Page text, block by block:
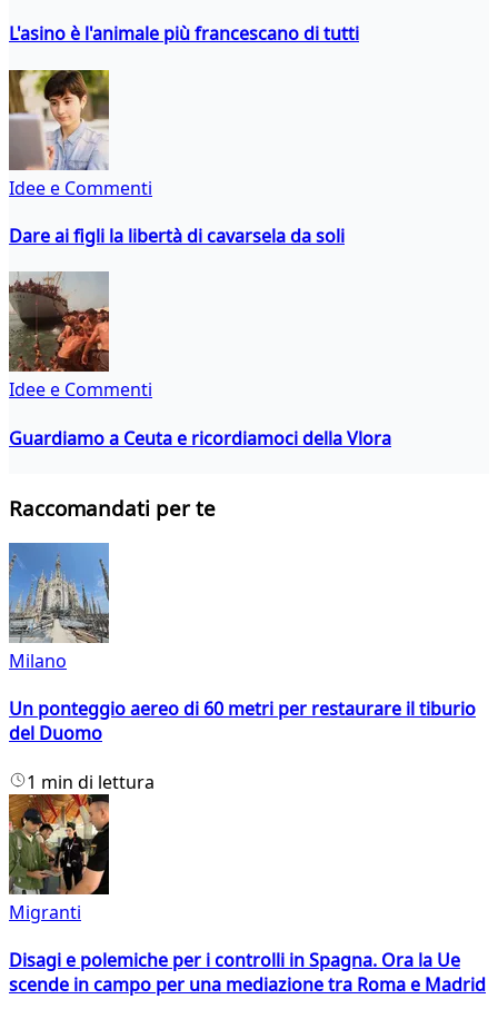
L'asino è l'animale più francescano di tutti
Idee e Commenti
Dare ai figli la libertà di cavarsela da soli
Idee e Commenti
Guardiamo a Ceuta e ricordiamoci della Vlora
Raccomandati per te
Milano
Un ponteggio aereo di 60 metri per restaurare il tiburio
del Duomo
1 min di lettura
Migranti
Disagi e polemiche per i controlli in Spagna. Ora la Ue
scende in campo per una mediazione tra Roma e Madrid